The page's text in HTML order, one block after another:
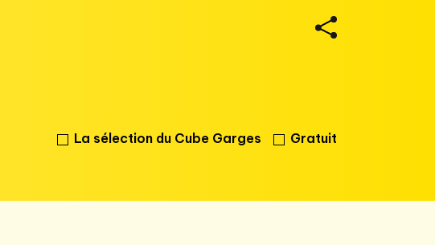
La sélection du Cube Garges Gratuit